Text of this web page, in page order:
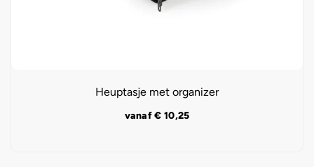
Heuptasje met organizer
vanaf€ 10,25